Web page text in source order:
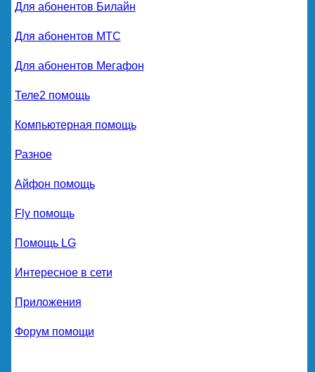
Для абонентов Билайн
Для абонентов МТС
Для абонентов Мегафон
Теле2 помощь
Компьютерная помощь
Разное
Айфон помощь
Fly помощь
Помощь LG
Интересное в сети
Приложения
Форум помощи